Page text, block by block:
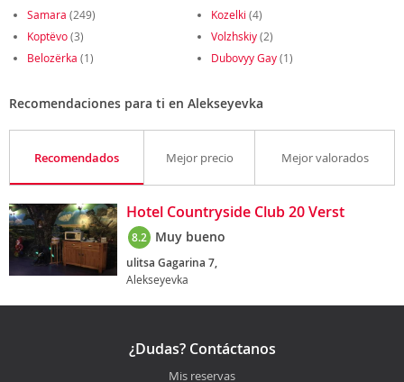
Samara (249) Kozelki (4)
Koptëvo(3) Volzhskiy(2)
Belozërka (1) Dubovyy Gay(1)
Recomendaciones para ti en Alekseyevka
Recomendados Mejor precio Mejor valorados
Hotel Countryside Club 20 Verst
8.2 Muy bueno
ulitsa Gagarina 7,
Alekseyevka
¿Dudas? Contáctanos
Mis reservas